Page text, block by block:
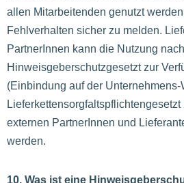
allen Mitarbeitenden genutzt
Fehlverhalten sicher zu melden.
PartnerInnen kann die Nutzung
Hinweisgeberschutzgesetzt zur
(Einbindung auf der
externen PartnerInnen und
werden.
10. Was ist eine